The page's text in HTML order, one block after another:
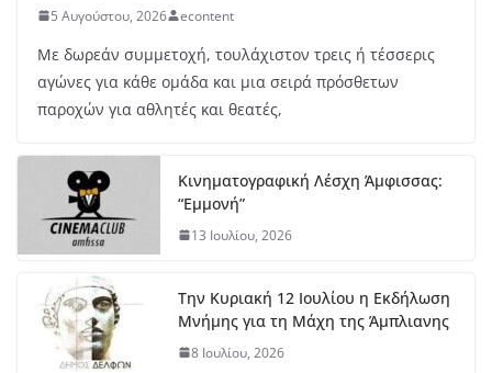
5 Αυγούστου, 2026 econtent
Με δωρεάν συμμετοχή, τουλάχιστον τρεις ή τέσσερις
αγώνες για κάθε ομάδα και μια σειρά πρόσθετων
παροχών για αθλητές και θεατές,
Κινηματογραφική Λέσχη Άμφισσας:
“Εμμονή”
13 Ιουλίου, 2026
Την Κυριακή 12 Ιουλίου η Εκδήλωση
Μνήμης για τη Μάχη της Άμπλιανης
8 Ιουλίου, 2026